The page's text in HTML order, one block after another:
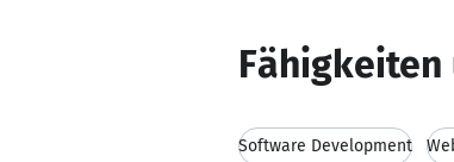
Fähigkeiten
Software Development